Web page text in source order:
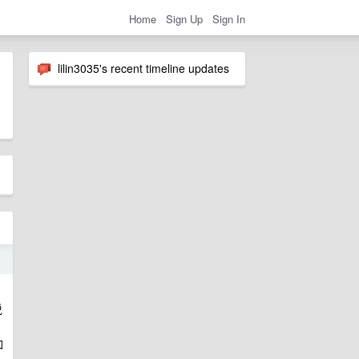
Home Sign Up Sign In
lilin3035's recent timeline updates